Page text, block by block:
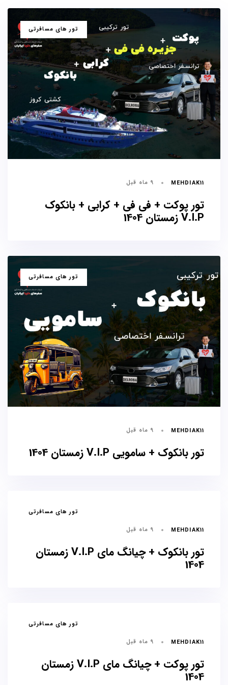
برچسب
ها
تور های مسافرتی
MEHDIAK11 9 ماه قبل
تور پوکت + فی فی + کرابی + بانکوک
V.I.P زمستان 1404
برچسب
ها
تور های مسافرتی
MEHDIAK11 9 ماه قبل
تور بانکوک + سامویی V.I.P زمستان 1404
تور های مسافرتی
MEHDIAK11 9 ماه قبل
تور بانکوک + چیانگ مای V.I.P زمستان
1404
تور های مسافرتی
MEHDIAK11 9 ماه قبل
تور پوکت + چیانگ مای V.I.P زمستان
1404